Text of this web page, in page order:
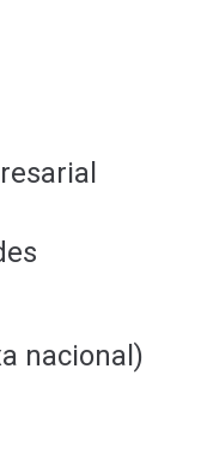
nacional)